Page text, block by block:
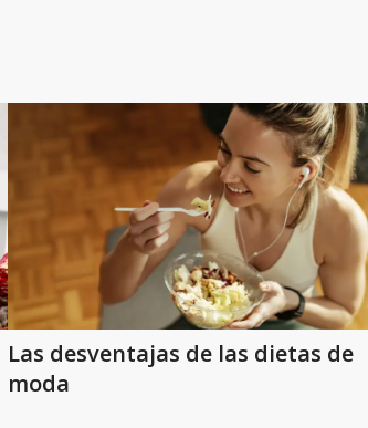
Las desventajas de las dietas de
moda